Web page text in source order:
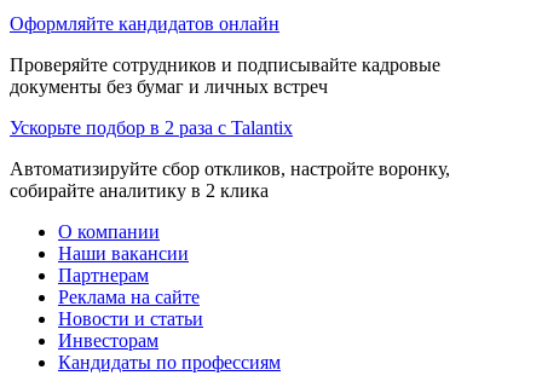
Оформляйте кандидатов онлайн
Проверяйте сотрудников и подписывайте кадровые
документы без бумаг и личных встреч
Ускорьте подбор в 2 раза с Talantix
Автоматизируйте сбор откликов, настройте воронку,
собирайте аналитику в 2 клика
О компании
Наши вакансии
Партнерам
Реклама на сайте
Новости и статьи
Инвесторам
Кандидаты по профессиям